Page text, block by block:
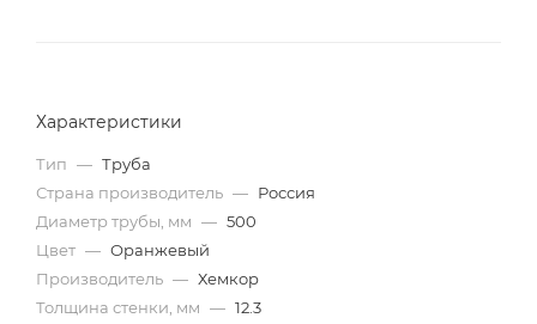
Характеристики
Тип — Труба
Страна производитель — Россия
Диаметр трубы, мм — 500
Цвет — Оранжевый
Производитель — Хемкор
Толщина стенки, мм — 12.3